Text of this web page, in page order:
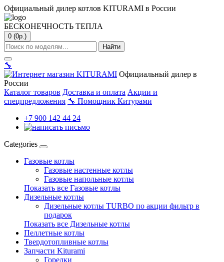
Официальный дилер котлов KITURAMI в России
БЕСКОНЕЧНОСТЬ ТЕПЛА
0 (0р.)
Найти
🔧
Официальный дилер в
России
Каталог товаров Доставка и оплата Акции и
спецпредложения 🔧 Помощник Китурами
+7 900 142 44 24
Categories
Газовые котлы
Газовые настенные котлы
Газовые напольные котлы
Показать все Газовые котлы
Дизельные котлы
Дизельные котлы TURBO по акции фильтр в
подарок
Показать все Дизельные котлы
Пеллетные котлы
Твердотопливные котлы
Запчасти Kiturami
Горелки